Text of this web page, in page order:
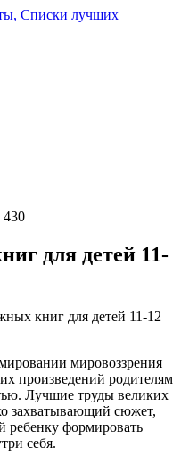
430
для детей 11-
книг для детей 11-12
мировоззрения
произведений родителям
Лучшие труды великих
захватывающий сюжет,
формировать
себя.